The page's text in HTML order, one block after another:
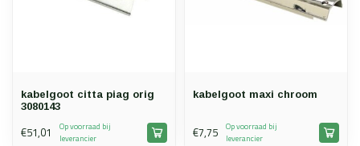
kabelgoot citta piag orig
3080143
€51,01
Op voorraad bij
leverancier
kabelgoot maxi chroom
€7,75
Op voorraad bij
leverancier